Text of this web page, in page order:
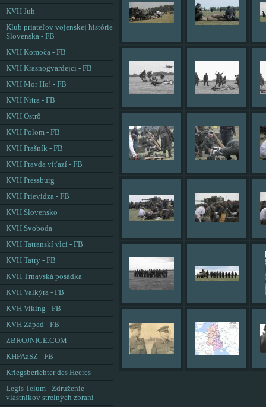
KVH Juh
Klub priateľov vojenskej histórie
Slovenska - FB
KVH Komoča - FB
KVH Krasnogvardejci - FB
KVH Mor Ho! - FB
KVH Nitra - FB
KVH Ostrô
KVH Polom - FB
KVH Prašník - FB
KVH Pravda víťazí - FB
KVH Pressburg
KVH Prievidza - FB
KVH Slovensko
KVH Svoboda
KVH Tatranskí vlci - FB
KVH Tatry - FB
KVH Trnavská posádka
KVH Valkýra - FB
KVH Viking - FB
KVH Západ - FB
ZBROJNICE.COM
KHPAaSZ - FB
Kriegsberichter des Heeres
Legis Telum - Združenie
vlastníkov strelných zbraní